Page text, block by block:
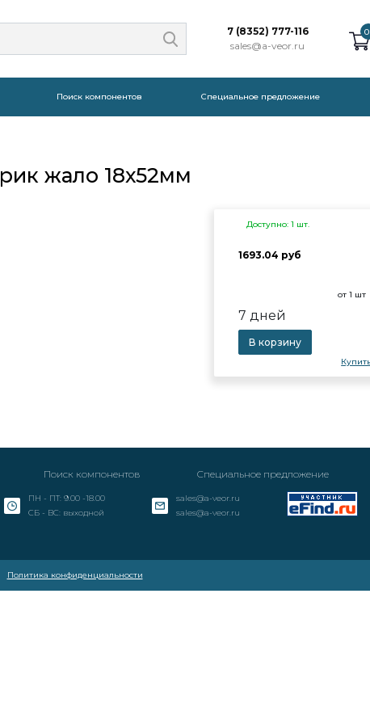
7 (8352) 777-116
sales@a-veor.ru
0
Поиск компонентов Специальное предложение
жало 18х52мм
Доступно: 1 шт.
1693.04 руб
от 1 шт
7 дней
В корзину
Поиск компонентов Специальное предложение
ПН - ПТ: 9.00 -18.00
СБ - ВС: выходной
sales@a-veor.ru
sales@a-veor.ru
Политика конфиденциальности